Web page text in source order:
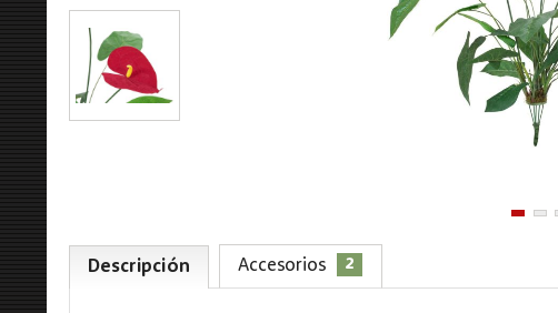
Descripción Accesorios 2